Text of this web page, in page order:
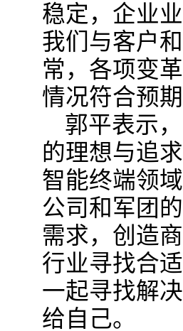
稳定，企业
我们与客户
常，各项变
情况符合预
郭平表示
的理想与追
智能终端领
公司和军团
需求，创造
行业寻找合
一起寻找解
给自己。